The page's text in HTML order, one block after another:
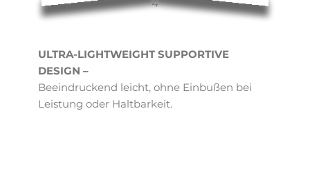
ULTRA-LIGHTWEIGHT SUPPORTIVE
DESIGN –
Beeindruckend leicht, ohne Einbußen bei
Leistung oder Haltbarkeit.